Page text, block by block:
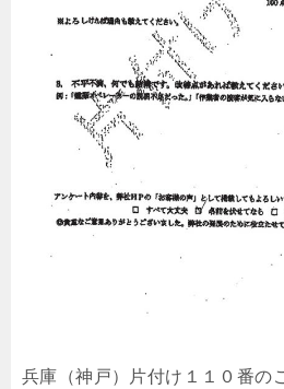
兵庫（神戸）片付け１１０番の